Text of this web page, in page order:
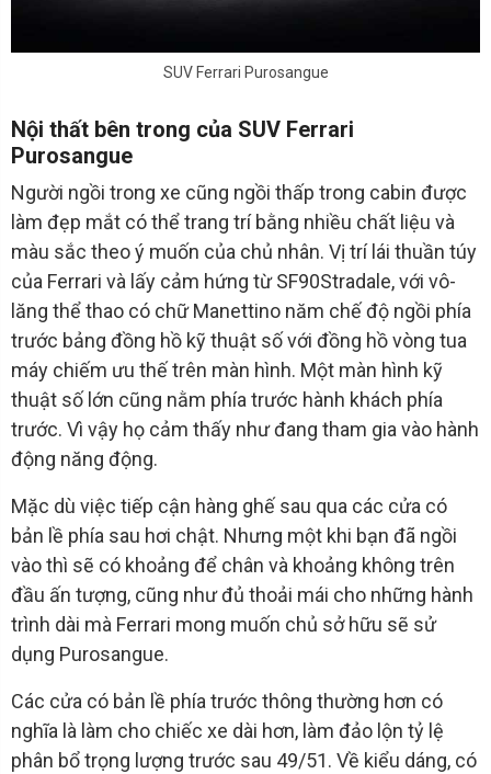
SUV Ferrari Purosangue
Nội thất bên trong của SUV Ferrari
Purosangue
Người ngồi trong xe cũng ngồi thấp trong cabin được
làm đẹp mắt có thể trang trí bằng nhiều chất liệu và
màu sắc theo ý muốn của chủ nhân. Vị trí lái thuần túy
của Ferrari và lấy cảm hứng từ SF90Stradale, với vô-
lăng thể thao có chữ Manettino năm chế độ ngồi phía
trước bảng đồng hồ kỹ thuật số với đồng hồ vòng tua
máy chiếm ưu thế trên màn hình. Một màn hình kỹ
thuật số lớn cũng nằm phía trước hành khách phía
trước. Vì vậy họ cảm thấy như đang tham gia vào hành
động năng động.
Mặc dù việc tiếp cận hàng ghế sau qua các cửa có
bản lề phía sau hơi chật. Nhưng một khi bạn đã ngồi
vào thì sẽ có khoảng để chân và khoảng không trên
đầu ấn tượng, cũng như đủ thoải mái cho những hành
trình dài mà Ferrari mong muốn chủ sở hữu sẽ sử
dụng Purosangue.
Các cửa có bản lề phía trước thông thường hơn có
nghĩa là làm cho chiếc xe dài hơn, làm đảo lộn tỷ lệ
phân bổ trọng lượng trước sau 49/51. Về kiểu dáng, có